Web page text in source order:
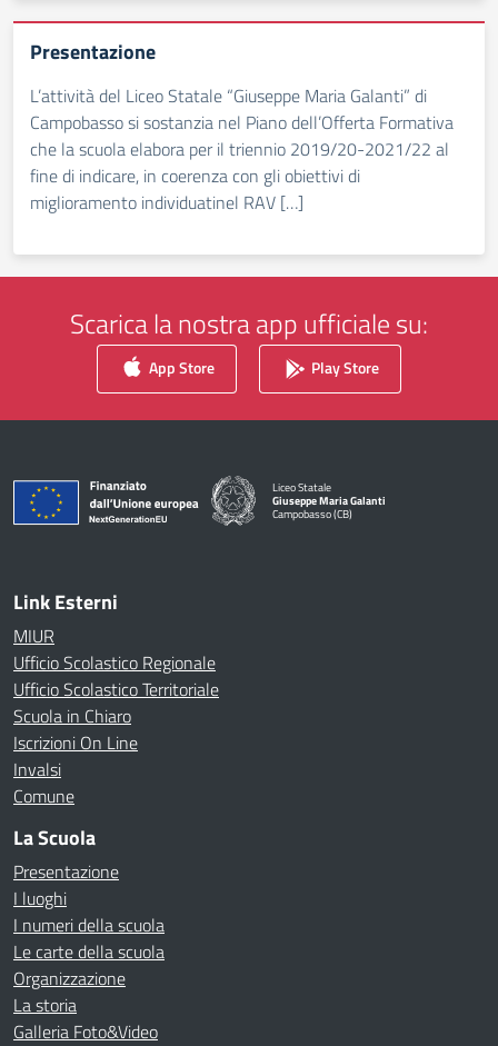
Presentazione
L’attività del Liceo Statale “Giuseppe Maria Galanti” di
Campobasso si sostanzia nel Piano dell’Offerta Formativa
che la scuola elabora per il triennio 2019/20-2021/22 al
fine di indicare, in coerenza con gli obiettivi di
miglioramento individuatinel RAV […]
Scarica la nostra app ufficiale su:
App Store Play Store
Liceo Statale
Giuseppe Maria Galanti
Campobasso (CB)
— Visita la pagina iniziale della scuola
Link Esterni
MIUR
Ufficio Scolastico Regionale
Ufficio Scolastico Territoriale
Scuola in Chiaro
Iscrizioni On Line
Invalsi
Comune
La Scuola
Presentazione
I luoghi
I numeri della scuola
Le carte della scuola
Organizzazione
La storia
Galleria Foto&Video